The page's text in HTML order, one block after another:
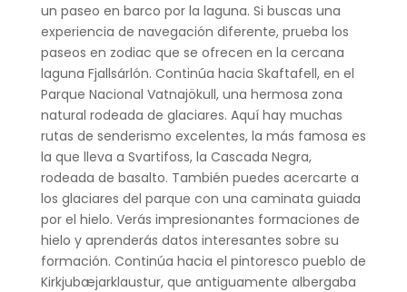
un paseo en barco por la laguna. Si buscas una
experiencia de navegación diferente, prueba los
paseos en zodiac que se ofrecen en la cercana
laguna Fjallsárlón. Continúa hacia Skaftafell, en el
Parque Nacional Vatnajökull, una hermosa zona
natural rodeada de glaciares. Aquí hay muchas
rutas de senderismo excelentes, la más famosa es
la que lleva a Svartifoss, la Cascada Negra,
rodeada de basalto. También puedes acercarte a
los glaciares del parque con una caminata guiada
por el hielo. Verás impresionantes formaciones de
hielo y aprenderás datos interesantes sobre su
formación. Continúa hacia el pintoresco pueblo de
Kirkjubæjarklaustur, que antiguamente albergaba